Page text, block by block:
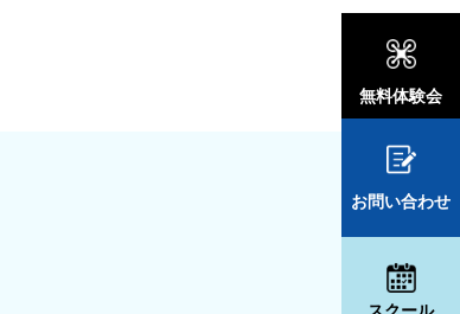
無料体験会
お問い合わせ